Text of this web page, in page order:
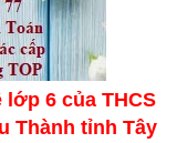
lớp 6 của THCS
Thành tỉnh Tây